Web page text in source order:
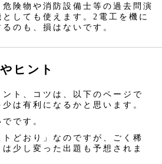
険物や消防設備士等の過去問演
しても使えます。2電工を機に
るのも、損はないです。
ヒント
ト、コツは、以下のページで
は有利になるかと思います。
です。
どおり」なのですが、ごく稀
少し変った出題も予想されま